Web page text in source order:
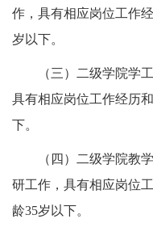
作，具有相应岗位工作
岁以下。
（三）二级学院学
具有相应岗位工作经历
下。
（四）二级学院教
研工作，具有相应岗位
龄35岁以下。